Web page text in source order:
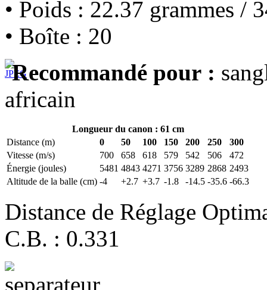
• Poids : 22.37 grammes /
• Boîte : 20
Recommandé pour :
africain
Longueur du canon : 61 cm
Distance (m)
0 50 100 150 200 250
300
Vitesse (m/s)
700 658 618 579 542 506
472
Énergie (joules)
5481 4843 4271 3756 3289 2868 2493
Altitude de la balle (cm) -4 +2.7 +3.7 -1.8 -14.5 -35.6 -66.3
Distance de Réglage
C.B. : 0.331